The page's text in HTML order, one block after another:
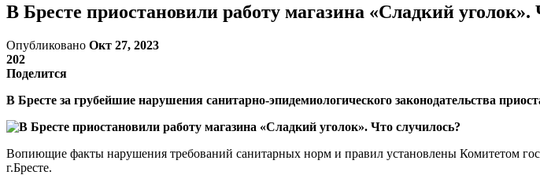
В Бресте приостановили работу магазина «Сладкий уголок».
Опубликовано Окт 27, 2023
202
Поделится
В Бресте за грубейшие нарушения санитарно-эпидемиологического законодательства
Вопиющие факты нарушения требований санитарных норм и правил установлены Комитетом
г.Бресте.